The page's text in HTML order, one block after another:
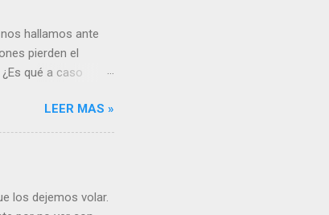
hallamos ante
pierden el
qué a caso
en algún
encarar el dolor?
merece tus
de embellecer...
LEER MAS »
los dejemos volar.